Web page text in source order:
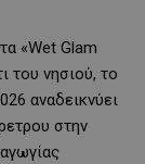
«Wet Glam
του νησιού, το
αναδεικνύει
στην